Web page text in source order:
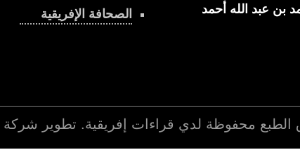
الصحافة الإفريقية
بن عبد الله أحمد
محفوظة لدي قراءات إفريقية. تطوير شركة